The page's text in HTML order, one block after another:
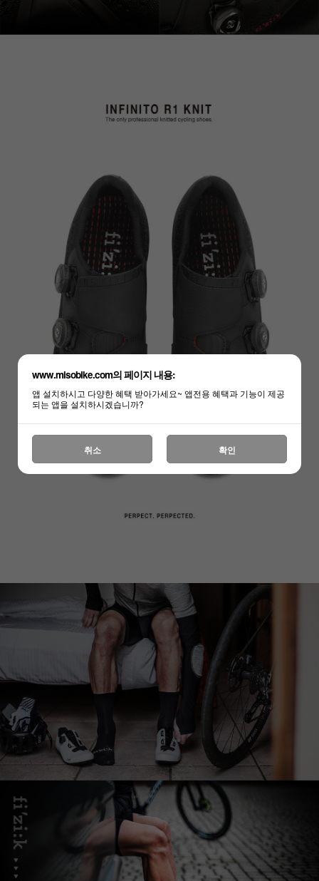
www.misobike.com의 페이지 내용:
앱 설치하시고 다양한 혜택 받아가세요~ 앱전용 혜택과 기능이 제공
되는 앱을 설치하시겠습니까?
취소 확인